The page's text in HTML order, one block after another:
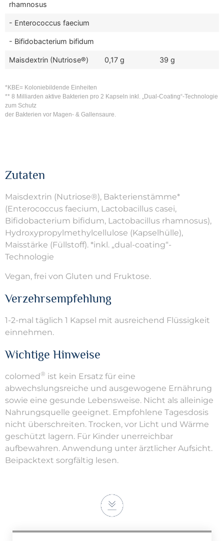
rhamnosus
- Enterococcus faecium
- Bifidobacterium bifidum
Maisdextrin (Nutriose®) 0,17 g 39 g
*KBE= Koloniebildende Einheiten
** 8 Milliarden aktive Bakterien pro 2 Kapseln inkl. „Dual-Coating“-Technologie
zum Schutz
der Bakterien vor Magen- & Gallensaure.
Zutaten
Maisdextrin (Nutriose®), Bakterienstämme*
(Enterococcus faecium, Lactobacillus casei,
Bifidobacterium bifidum, Lactobacillus rhamnosus),
Hydroxypropylmethylcellulose (Kapselhülle),
Maisstärke (Füllstoff). *inkl. „dual-coating“-
Technologie
Vegan, frei von Gluten und Fruktose.
Verzehrsempfehlung
1-2-mal täglich 1 Kapsel mit ausreichend Flüssigkeit
einnehmen.
Wichtige Hinweise
colomed® ist kein Ersatz für eine
abwechslungsreiche und ausgewogene Ernährung
sowie eine gesunde Lebensweise. Nicht als alleinige
Nahrungsquelle geeignet. Empfohlene Tagesdosis
nicht überschreiten. Trocken, vor Licht und Wärme
geschützt lagern. Für Kinder unerreichbar
aufbewahren. Anwendung unter ärztlicher Aufsicht.
Beipacktext sorgfältig lesen.